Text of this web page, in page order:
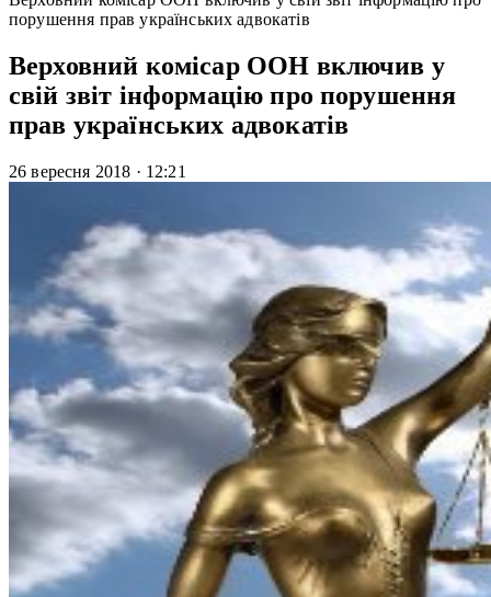
порушення прав українських адвокатів
Верховний комісар ООН включив у
свій звіт інформацію про порушення
прав українських адвокатів
26 вересня 2018 · 12:21